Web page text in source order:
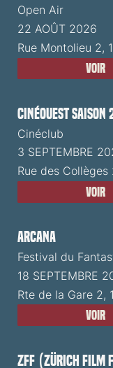
Open Air
22 AOÛT 2026
Rue Montolieu 2,
Voir
CinéOuest Saison
Cinéclub
3 SEPTEMBRE
Rue des Collèges
Voir
ARCANA
Festival du
18 SEPTEMBRE
Rte de la Gare 2,
Voir
ZFF (Zürich Film